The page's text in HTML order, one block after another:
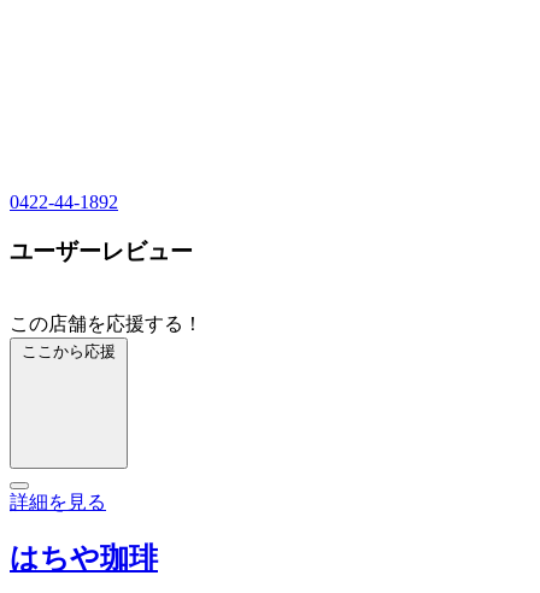
0422-44-1892
ユーザーレビュー
この店舗を応援する！
ここから応援
詳細を見る
はちや珈琲